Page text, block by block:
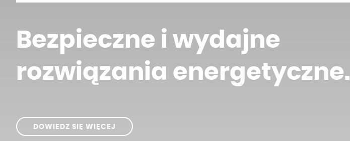
Bezpieczne i wydajne
rozwiązania energetyczne.
DOWIEDZ SIĘ WIĘCEJ